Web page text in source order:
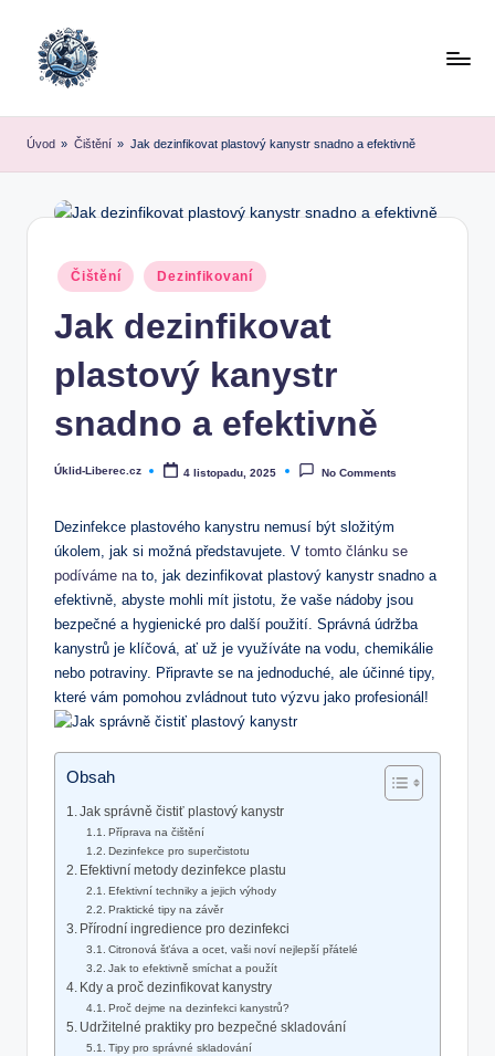
Úvod » Čištění » Jak dezinfikovat plastový kanystr snadno a efektivně
Posted
in
Čištění Dezinfikovaní
Jak dezinfikovat
plastový kanystr
snadno a efektivně
Posted
Úklid-Liberec.cz 4 listopadu, 2025 No Comments
Dezinfekce plastového kanystru nemusí být složitým
úkolem, jak si možná představujete. V tomto článku se
podíváme nato, jak dezinfikovat plastový kanystr snadno a
efektivně, abyste mohli mít jistotu, že vaše nádoby jsou
bezpečné a hygienické pro další použití. Správná údržba
kanystrů je klíčová, ať už je využíváte na vodu, chemikálie
nebo potraviny. Připravte se na jednoduché, ale účinné tipy,
které vám pomohou zvládnout tuto výzvu jako profesionál!
Obsah
Jak správně čistiť plastový kanystr
Příprava na čištění
Dezinfekce pro superčistotu
Efektivní metody dezinfekce plastu
Efektivní techniky a jejich výhody
Praktické tipy na závěr
Přírodní ingredience pro dezinfekci
Citronová šťáva a ocet, vaši noví nejlepší přátelé
Jak to efektivně smíchat a použít
Kdy a proč dezinfikovat kanystry
Proč dejme na dezinfekci kanystrů?
Udržitelné praktiky pro bezpečné skladování
Tipy pro správné skladování